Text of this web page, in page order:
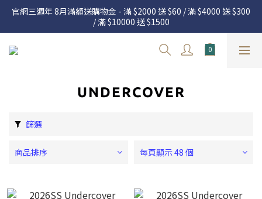
官網三週年 8月滿額送購物金 - 滿 $2000 送 $60 / 滿 $4000 送 $300
/ 滿 $10000 送 $1500
官網三週年 8月滿額送購物金 - 滿 $2000 送 $60 / 滿 $4000 送 $300
/ 滿 $10000 送 $1500
7.22 – 8.13 日本連線中，絕對讓你買到爆
度請詳閱公告
UNDERCOVER
篩選
商品排序 每頁顯示 48 個